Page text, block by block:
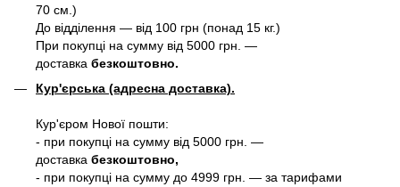
70 см.)
До відділення — від 100 грн (понад 15 кг.)
При покупці на сумму від 5000 грн. —
доставка безкоштовно.
Кур'єрська (адресна доставка).
Кур'єром Нової пошти:
- при покупці на сумму від 5000 грн. —
доставка безкоштовно,
- при покупці на сумму до 4999 грн. — за тарифами